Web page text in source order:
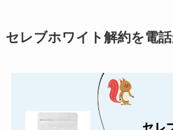
解約
とめ
セレブホワイト解約を電